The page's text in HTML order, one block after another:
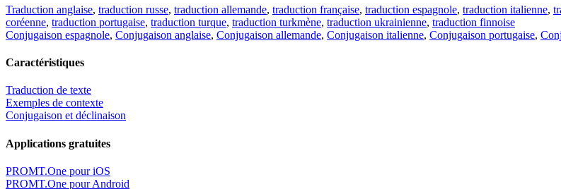
Traduction anglaise, traduction russe, traduction allemande, traduction française, traduction espagnole, traduction italienne,
coréenne, traduction portugaise, traduction turque, traduction turkmène, traduction ukrainienne, traduction finnoise
Conjugaison espagnole, Conjugaison anglaise, Conjugaison allemande, Conjugaison italienne, Conjugaison portugaise,
Caractéristiques
Traduction de texte
Exemples de contexte
Conjugaison et déclinaison
Applications gratuites
PROMT.One pour iOS
PROMT.One pour Android